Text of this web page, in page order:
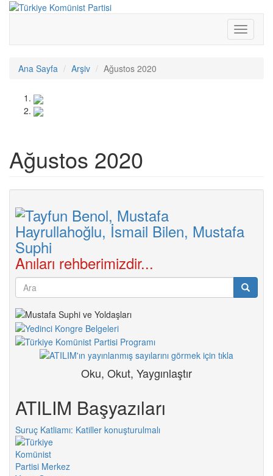
Ana
Toggle
Ana Sayfa Arşiv Ağustos 2020
Ağustos 2020
Anıları rehberimizdir...
Arama
formu
Ara
Oku, Okut, Yaygınlaştır
ATILIM Başyazıları
Suruç Katliamı: Katiller konuşturulmalı